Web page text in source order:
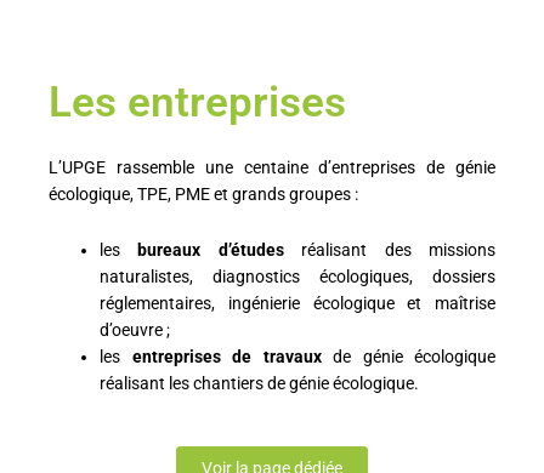
Les entreprises
L’UPGE rassemble une centaine d’entreprises de génie
écologique, TPE, PME et grands groupes :
les bureaux d’étudesréalisant des missions
naturalistes, diagnostics écologiques, dossiers
réglementaires, ingénierie écologique et maîtrise
d’oeuvre ;
les entreprises de travauxde génie écologique
réalisant les chantiers de génie écologique.
Voir la page dédiée